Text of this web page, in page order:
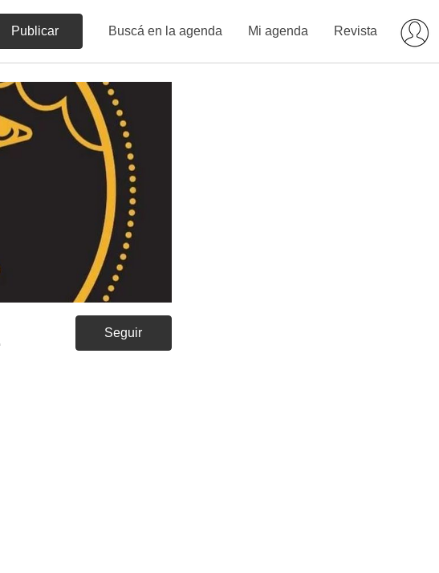
Publicar Buscá en la agenda Mi agenda Revista
Seguir